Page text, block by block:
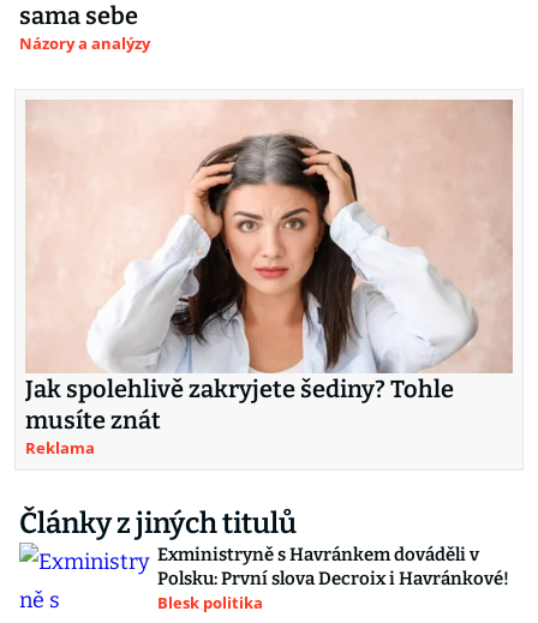
sama sebe
Názory a analýzy
Jak spolehlivě zakryjete šediny? Tohle
musíte znát
Reklama
Články z jiných titulů
Exministryně s Havránkem dováděli v
Polsku: První slova Decroix i Havránkové!
Blesk politika